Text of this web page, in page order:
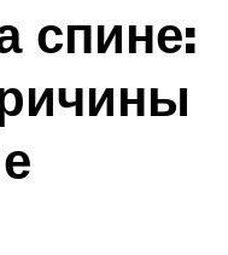
спине: